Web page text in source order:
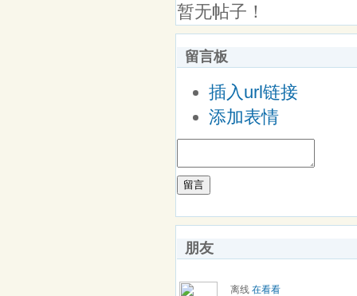
暂无帖子！
留言板
插入url链接
添加表情
留言
朋友
离线 在看看